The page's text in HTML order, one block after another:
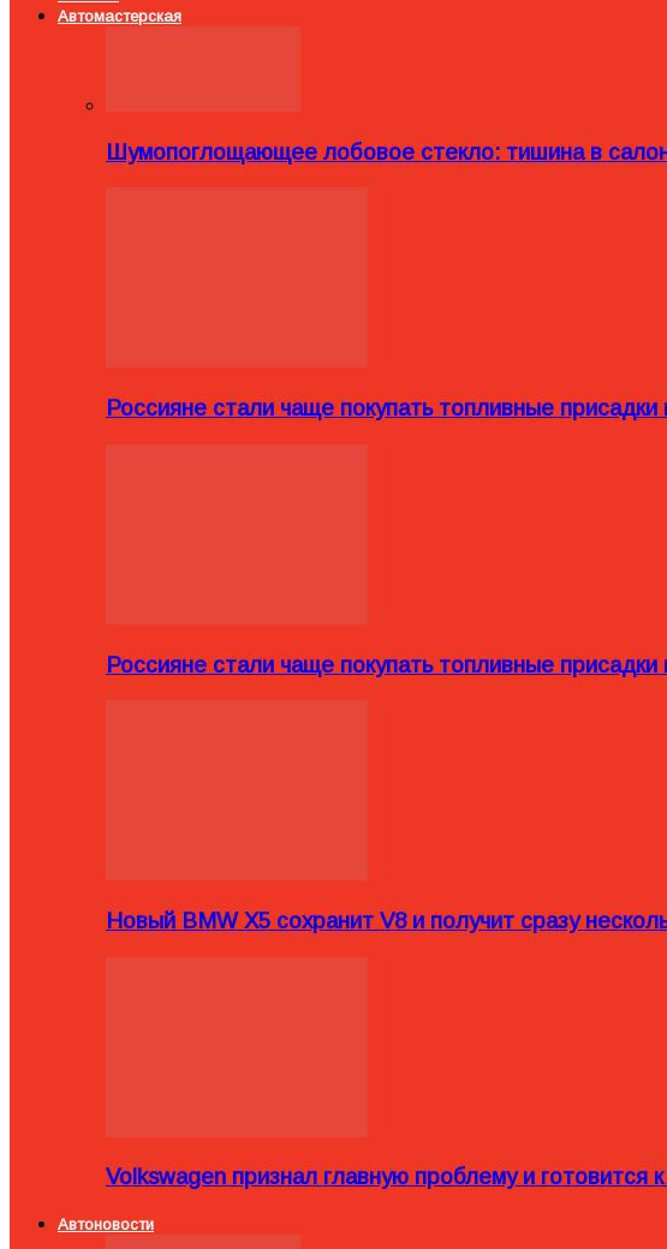
Автомастерская
Шумопоглощающее лобовое стекло: тишина в
Россияне стали чаще покупать топливные
Россияне стали чаще покупать топливные
Новый BMW X5 сохранит V8 и получит сразу
Volkswagen признал главную проблему и готовится
Автоновости